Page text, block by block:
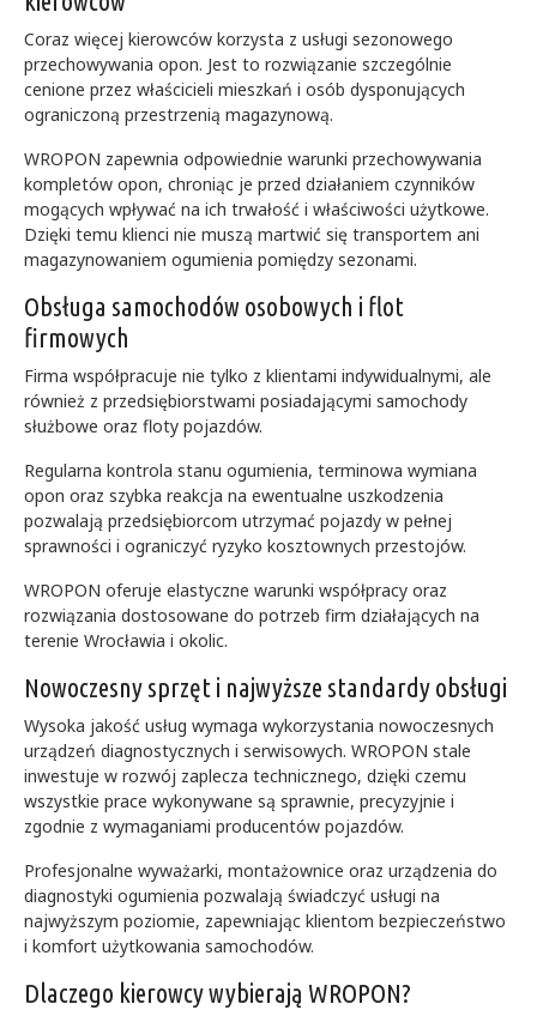
Coraz więcej kierowców korzysta z usługi sezonowego
przechowywania opon. Jest to rozwiązanie szczególnie
cenione przez właścicieli mieszkań i osób dysponujących
ograniczoną przestrzenią magazynową.
WROPON zapewnia odpowiednie warunki przechowywania
kompletów opon, chroniąc je przed działaniem czynników
mogących wpływać na ich trwałość i właściwości użytkowe.
Dzięki temu klienci nie muszą martwić się transportem ani
magazynowaniem ogumienia pomiędzy sezonami.
Obsługa samochodów osobowych i flot
firmowych
Firma współpracuje nie tylko z klientami indywidualnymi, ale
również z przedsiębiorstwami posiadającymi samochody
służbowe oraz floty pojazdów.
Regularna kontrola stanu ogumienia, terminowa wymiana
opon oraz szybka reakcja na ewentualne uszkodzenia
pozwalają przedsiębiorcom utrzymać pojazdy w pełnej
sprawności i ograniczyć ryzyko kosztownych przestojów.
WROPON oferuje elastyczne warunki współpracy oraz
rozwiązania dostosowane do potrzeb firm działających na
terenie Wrocławia i okolic.
Nowoczesny sprzęt i najwyższe standardy obsługi
Wysoka jakość usług wymaga wykorzystania nowoczesnych
urządzeń diagnostycznych i serwisowych. WROPON stale
inwestuje w rozwój zaplecza technicznego, dzięki czemu
wszystkie prace wykonywane są sprawnie, precyzyjnie i
zgodnie z wymaganiami producentów pojazdów.
Profesjonalne wyważarki, montażownice oraz urządzenia do
diagnostyki ogumienia pozwalają świadczyć usługi na
najwyższym poziomie, zapewniając klientom bezpieczeństwo
i komfort użytkowania samochodów.
Dlaczego kierowcy wybierają WROPON?